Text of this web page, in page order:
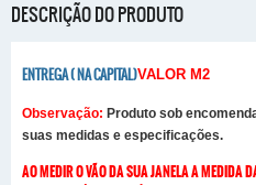
DESCRIÇÃO DO PRODUTO
ENTREGA ( NA CAPITAL)VALOR M2
Observação: Produto sob
suas medidas e especificações.
AO MEDIR O VÃO DA SUA JANELA A MEDIDA